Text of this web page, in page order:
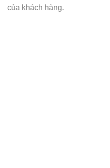
của khách hàng.